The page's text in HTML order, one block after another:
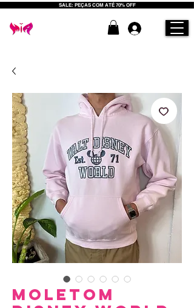
SALE: PEÇAS COM ATÉ 70% OFF
Moletom